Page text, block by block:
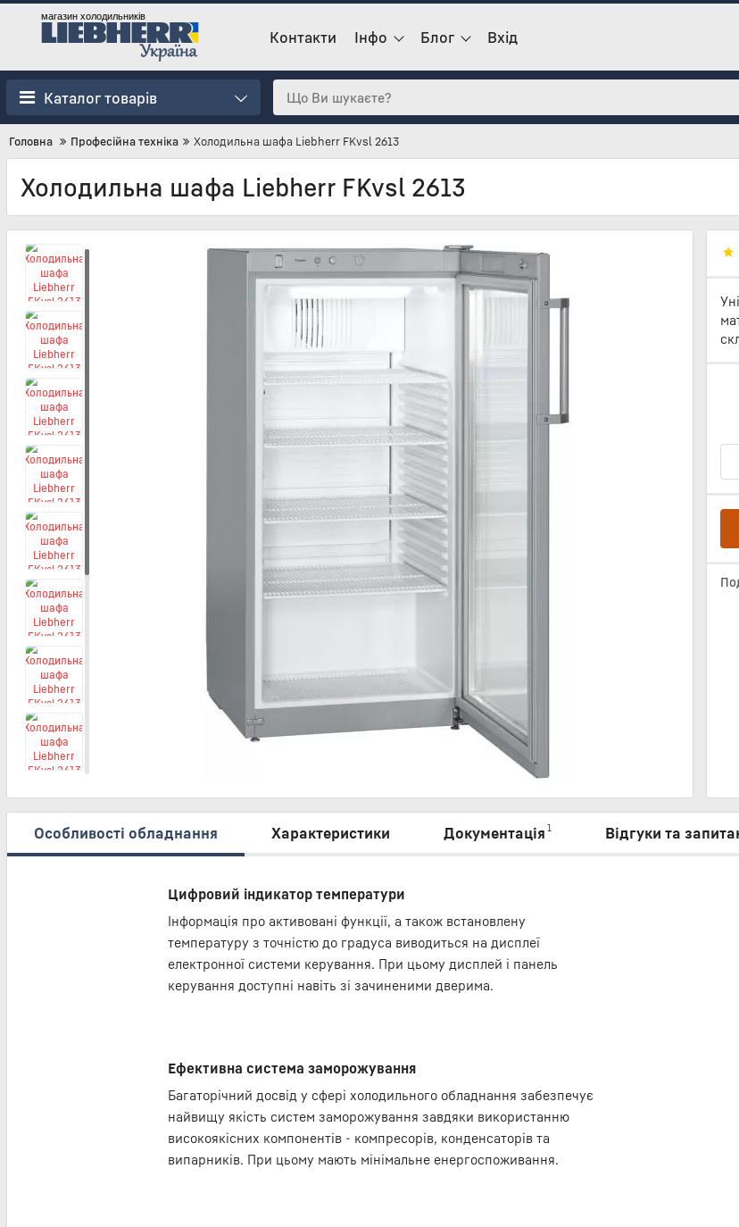
магазин холодильників
Контакти Інфо Блог Вхід
Каталог товарів
Головна Професійна техніка Холодильна шафа Liebherr FKvsl 2613
Холодильна шафа Liebherr FKvsl 2613
Особливості обладнання Характеристики Документація 1 Відгуки та
Цифровий індикатор температури
Інформація про активовані функції, а також встановлену
температуру з точністю до градуса виводиться на дисплеї
електронної системи керування. При цьому дисплей і панель
керування доступні навіть зі зачиненими дверима.
Ефективна система заморожування
Багаторічний досвід у сфері холодильного обладнання забезпечує
найвищу якість систем заморожування завдяки використанню
високоякісних компонентів - компресорів, конденсаторів та
випарників. При цьому мають мінімальне енергоспоживання.